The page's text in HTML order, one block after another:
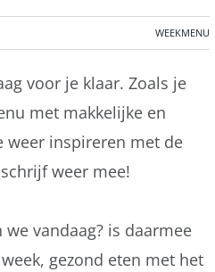
WEEKMENU
voor je klaar. Zoals je
met makkelijke en
weer inspireren met de
weer mee!
vandaag? is daarmee
gezond eten met het